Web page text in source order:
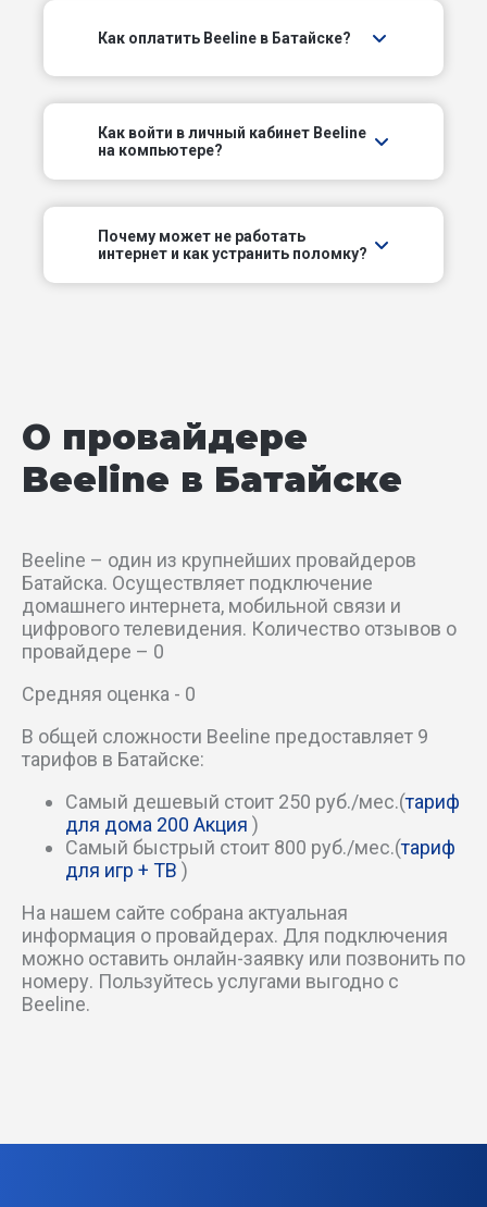
Осенний пер
Парковый пер
Партизанский пер
Прокатный пер
Сальское шоссе
Самарское шоссе
Стадионный пер
Степной пер
Строительный пер
Таганрогский пер
Хабаровский пер
Школьный пер
Юбилейный пер
мкр Авиагородок
Как оплатить Beeline в Батайске?
Как войти в личный кабинет Beeline
на компьютере?
Почему может не работать
интернет и как устранить поломку?
О провайдере
Beeline в Батайске
Beeline – один из крупнейших провайдеров
Батайска. Осуществляет подключение
домашнего интернета, мобильной связи и
цифрового телевидения. Количество отзывов о
провайдере – 0
Средняя оценка - 0
В общей сложности Beeline предоставляет 9
тарифов в Батайске:
Самый дешевый стоит 250 руб./мес.(тариф
для дома 200 Акция )
Самый быстрый стоит 800 руб./мес.(тариф
для игр + ТВ )
На нашем сайте собрана актуальная
информация о провайдерах. Для подключения
можно оставить онлайн-заявку или позвонить по
номеру. Пользуйтесь услугами выгодно с
Beeline.